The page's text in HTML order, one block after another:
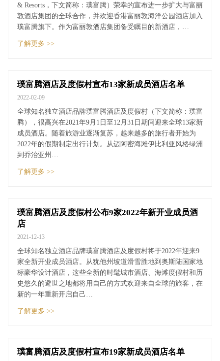
& Resorts，下文简称：璞富腾）荣幸的宣布进一步扩大与富丽
敦酒店集团的全球合作，并欢迎香港富丽敦海洋公园酒店加入
璞富腾旗下。作为富丽敦酒店集团备受瞩目的新酒店，…
了解更多 >>
璞富腾酒店及度假村宣布13家新成员酒店名单
2022-02-09
全球知名独立酒店品牌璞富腾酒店及度假村（下文简称：璞富
腾），很高兴在2021年9月1日至12月31日期间迎来全球13家新
成员酒店。随着旅游业逐渐复苏，越来越多的旅行者开始为
2022年的假期制定出行计划。从迈阿密海滩伊比利亚风格绿洲
到乔治亚州…
了解更多 >>
璞富腾酒店及度假村公布9家2022年新开业成员酒
店
2021-12-13
全球知名独立酒店品牌璞富腾酒店及度假村将于2022年迎来9
家全新开业成员酒店。从犹他州坡道滑雪胜地到奥斯陆国家地
标豪华设计酒店，这些全新的时髦城市酒店、海滩度假村和历
史悠久的避世之地都将用自己的方式欢迎来自全球的旅客，在
新的一年重新开启自己…
了解更多 >>
璞富腾酒店及度假村宣布19家新成员酒店名单